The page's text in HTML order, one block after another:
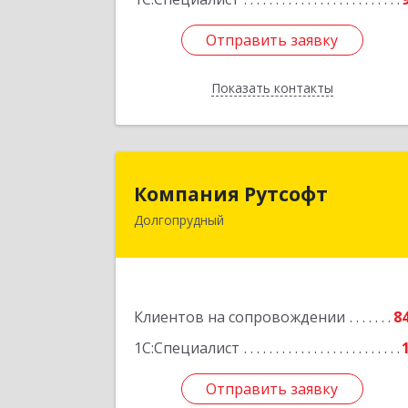
Отправить заявку
Показать контакты
Отправить заявку
Назад
Компания Рутсофт
Долгопрудный
Клиентов на сопровождении
1С:Специалист
1
Отправить заявку
Компания Рутсофт
Отправить заявку